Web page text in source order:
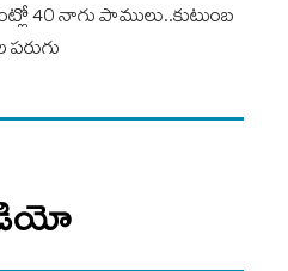
40 నాగు పాములు..కుటుంబ
పరుగు